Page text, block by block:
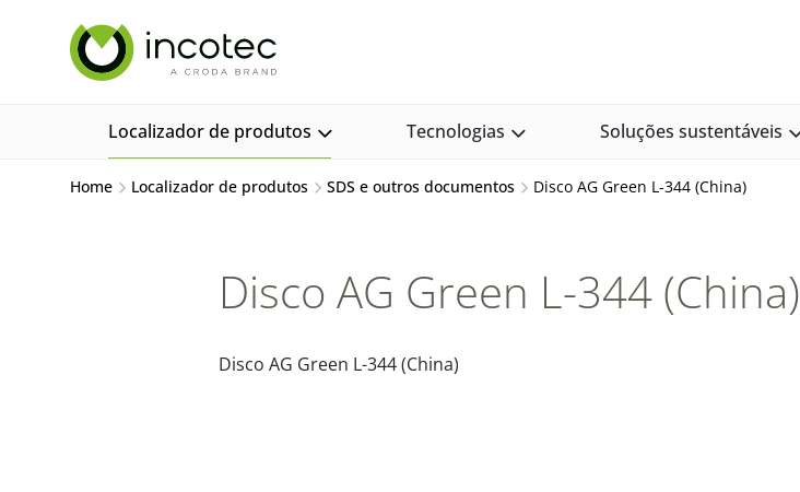
Localizador de produtos Tecnologias Soluções sustentáveis
Home Localizador de produtos SDS e outros documentos Disco AG Green L-344 (China)
Disco AG Green L-344 (China)
Disco AG Green L-344 (China)